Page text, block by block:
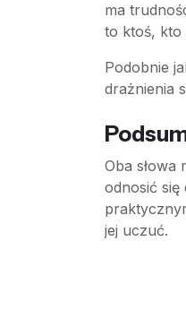
ma
to ktoś, kto
Podobnie
drażnienia
Oba słowa
odnosić
jej uczuć.